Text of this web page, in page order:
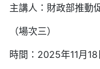
主講人：財政部推動
（場次三）
時間：2025年11月